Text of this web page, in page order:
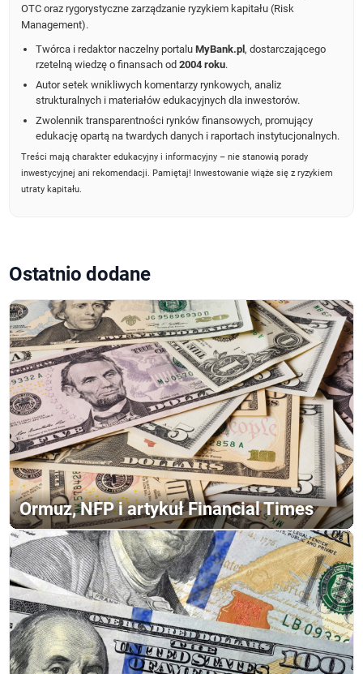
OTC oraz rygorystyczne zarządzanie ryzykiem kapitału (Risk
Management).
Twórca i redaktor naczelny portaluMyBank.pl, dostarczającego
rzetelną wiedzę o finansach od2004 roku.
Autor setek wnikliwych komentarzy rynkowych, analiz
strukturalnych i materiałów edukacyjnych dla inwestorów.
Zwolennik transparentności rynków finansowych, promujący
edukację opartą na twardych danych i raportach instytucjonalnych.
Treści mają charakter edukacyjny i informacyjny – nie stanowią porady
inwestycyjnej ani rekomendacji. Pamiętaj! Inwestowanie wiąże się z ryzykiem
utraty kapitału.
Ostatnio dodane
Ormuz, NFP i artykuł Financial Times